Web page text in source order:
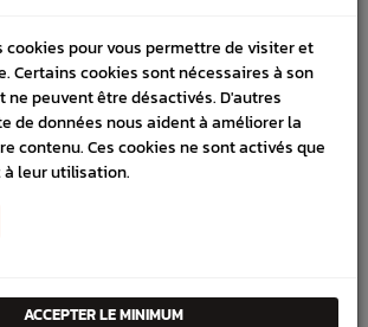
constructeur
cookies pour vous permettre de visiter et
Certains cookies sont nécessaires à son
peuvent être désactivés. D'autres
de données nous aident à améliorer la
contenu. Ces cookies ne sont activés que
leur utilisation.
ACCEPTER LE MINIMUM